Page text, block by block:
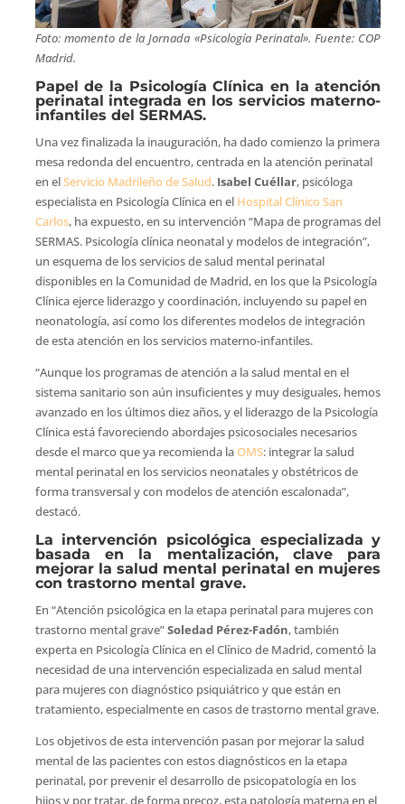
Foto: momento de la Jornada «Psicología Perinatal». Fuente: COP
Madrid.
Papel de la Psicología Clínica en la atención
perinatal integrada en los servicios materno-
infantiles del SERMAS.
Una vez finalizada la inauguración, ha dado comienzo la primera
mesa redonda del encuentro, centrada en la atención perinatal
en elServicio Madrileño de Salud. Isabel Cuéllar, psicóloga
especialista en Psicología Clínica en el Hospital Clínico San
Carlos, ha expuesto, en su intervención “Mapa de programas del
SERMAS. Psicología clínica neonatal y modelos de integración”,
un esquema de los servicios de salud mental perinatal
disponibles en la Comunidad de Madrid, en los que la Psicología
Clínica ejerce liderazgo y coordinación, incluyendo su papel en
neonatología, así como los diferentes modelos de integración
de esta atención en los servicios materno-infantiles.
“Aunque los programas de atención a la salud mental en el
sistema sanitario son aún insuficientes y muy desiguales, hemos
avanzado en los últimos diez años, y el liderazgo de la Psicología
Clínica está favoreciendo abordajes psicosociales necesarios
desde el marco que ya recomienda laOMS: integrar la salud
mental perinatal en los servicios neonatales y obstétricos de
forma transversal y con modelos de atención escalonada”,
destacó.
La intervención psicológica especializada y
basada en la mentalización, clave para
mejorar la salud mental perinatal en mujeres
con trastorno mental grave.
En “Atención psicológica en la etapa perinatal para mujeres con
trastorno mental grave”Soledad Pérez-Fadón, también
experta en Psicología Clínica en el Clínico de Madrid, comentó la
necesidad de una intervención especializada en salud mental
para mujeres con diagnóstico psiquiátrico y que están en
tratamiento, especialmente en casos de trastorno mental grave.
Los objetivos de esta intervención pasan por mejorar la salud
mental de las pacientes con estos diagnósticos en la etapa
perinatal, por prevenir el desarrollo de psicopatología en los
hijos y por tratar, de forma precoz, esta patología materna en el